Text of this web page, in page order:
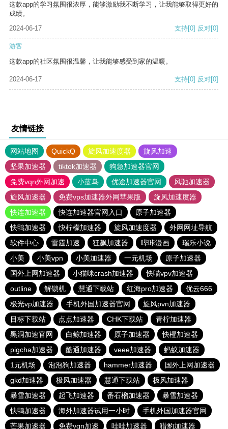
这款app的学习氛围很浓厚，能够激励我不断学习，让我能够取得更好的
成绩。
2024-06-17
支持[0] 反对[0]
游客
这款app的社区氛围很温馨，让我能够感受到家的温暖。
2024-06-17 支持[0] 反对[0]
友情链接
网站地图 QuickQ 旋风加速度器
旋风加速
坚果加速器
tiktok加速器
狗急加速器官网
免费vqn外网加速
小蓝鸟 优途加速器官网
风驰加速器
旋风加速器
免费vps加速器外网苹果版
旋风加速度器
快连加速器
快连加速器官网入口
原子加速器
快鸭加速器
快柠檬加速器 旋风加速度器
外网网址导航
软件中心
雷霆加速 狂飙加速器 哔咔漫画
瑞乐小说
小美
小美vpn 小美加速器 一元机场
原子加速器
国外上网加速器
小猫咪crash加速器
快喵vpv加速器
outline
解锁机 慧通下载站 红海pro加速器
优云666
极光vp加速器
手机外国加速器官网
旋风pvn加速器
目标下载站
点点加速器 CHK下载站
青柠加速器
黑洞加速官网
白鲸加速器 原子加速器
快橙加速器
pigcha加速器
酷通加速器 veee加速器
蚂蚁加速器
1元机场
泡泡狗加速器 hammer加速器
国外上网加速器
gkd加速器
极风加速器 慧通下载站
极风加速器
暴雪加速器
起飞加速器 番石榴加速器
暴雪加速器
快鸭加速器
海外加速器试用一小时
手机外国加速器官网
芒果加速器
免费vqn加速 哇哇加速器 猎豹加速器